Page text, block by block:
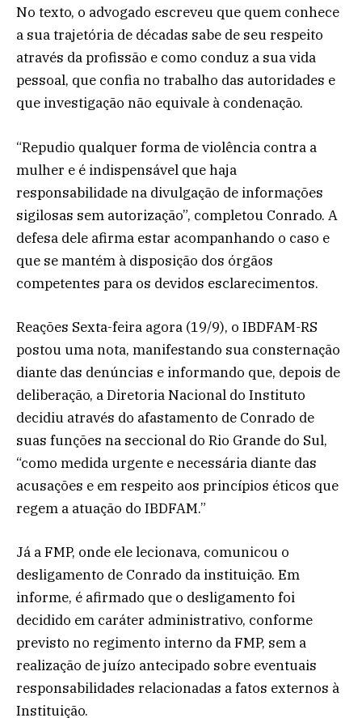
No texto, o advogado escreveu que quem conhece
a sua trajetória de décadas sabe de seu respeito
através da profissão e como conduz a sua vida
pessoal, que confia no trabalho das autoridades e
que investigação não equivale à condenação.
“Repudio qualquer forma de violência contra a
mulher e é indispensável que haja
responsabilidade na divulgação de informações
sigilosas sem autorização”, completou Conrado. A
defesa dele afirma estar acompanhando o caso e
que se mantém à disposição dos órgãos
competentes para os devidos esclarecimentos.
Reações Sexta-feira agora (19/9), o IBDFAM-RS
postou uma nota, manifestando sua consternação
diante das denúncias e informando que, depois de
deliberação, a Diretoria Nacional do Instituto
decidiu através do afastamento de Conrado de
suas funções na seccional do Rio Grande do Sul,
“como medida urgente e necessária diante das
acusações e em respeito aos princípios éticos que
regem a atuação do IBDFAM.”
Já a FMP, onde ele lecionava, comunicou o
desligamento de Conrado da instituição. Em
informe, é afirmado que o desligamento foi
decidido em caráter administrativo, conforme
previsto no regimento interno da FMP, sem a
realização de juízo antecipado sobre eventuais
responsabilidades relacionadas a fatos externos à
Instituição.